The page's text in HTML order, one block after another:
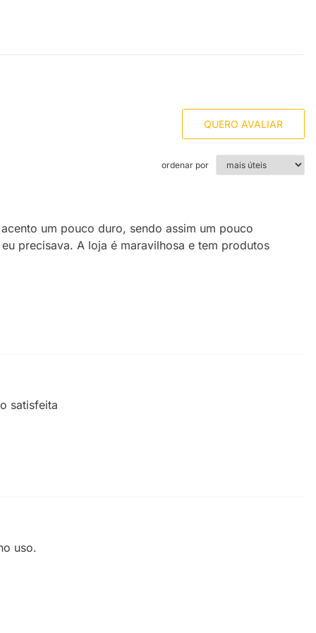
QUERO AVALIAR
ordenar por
um pouco duro, sendo assim um pouco
precisava. A loja é maravilhosa e tem produtos
satisfeita
uso.